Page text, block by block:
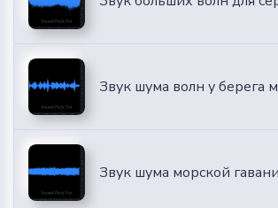
Звук шума волн у берега
Звук шума морской гавани